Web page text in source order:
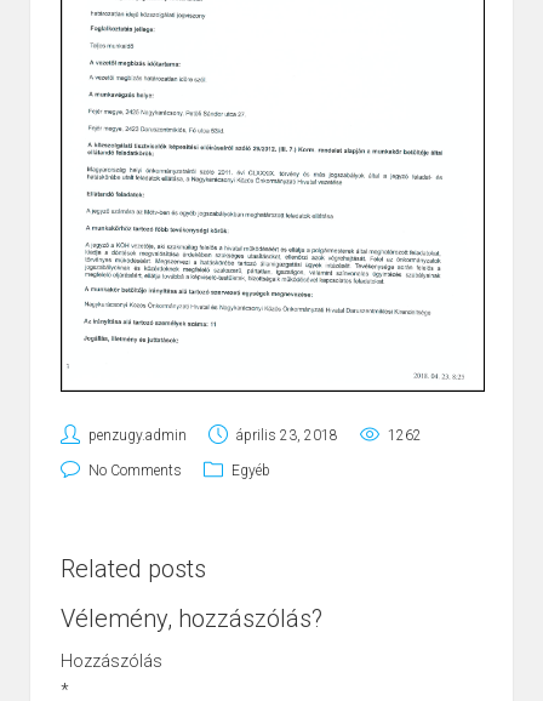
penzugy.admin április 23, 2018 1262
No Comments Egyéb
Related posts
Vélemény, hozzászólás?
Hozzászólás
*